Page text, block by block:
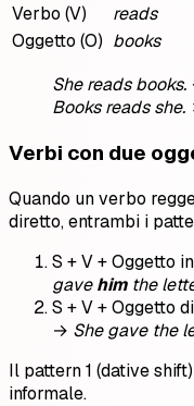
Verbo (V)
reads
Oggetto (O) books
She reads books.
Books reads she.
Verbi con due
Quando un verbo
diretto, entrambi i
S + V + Oggetto
gavehimthe
S + V + Oggetto
→ She gave the
Il pattern 1 (dative
informale.